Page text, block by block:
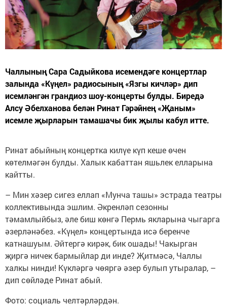
Чаллының Сара Садыйкова исемендәге концертлар
залында «Күңел» радиосының «Язгы кичләр» дип
исемләнгән грандиоз шоу-концерты булды. Биредә
Алсу Әбелханова белән Ринат Гәрәйнең «Җаным»
исемле җырларын тамашачы бик җылы кабул итте.
Ринат абыйның концертка килүе күп кеше өчен
көтелмәгән булды. Халык кабаттан яшьлек елларына
кайтты.
– Мин хәзер сигез еллап «Мунча ташы» эстрада театры
коллективында эшлим. Әкренләп сезонны
тәмамлыйбыз, әле биш көнгә Пермь якларына чыгарга
әзерләнәбез. «Күңел» концертында исә беренче
катнашуым. Әйтергә кирәк, бик ошады! Чакырган
җиргә ничек бармыйлар ди инде? Җитмәсә, Чаллы
халкы нинди! Күкләргә чөяргә әзер булып утыралар, –
дип сөйләде Ринат абый.
Фото: социаль челтәрләрдән.